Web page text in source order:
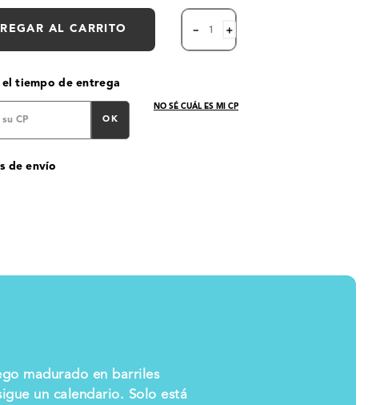
AL CARRITO ＋
－
el tiempo de entrega
OK
NO SÉ CUÁL ES MI CP
de envío
madurado en barriles
un calendario. Solo está